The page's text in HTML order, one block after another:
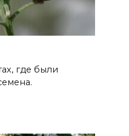
где были